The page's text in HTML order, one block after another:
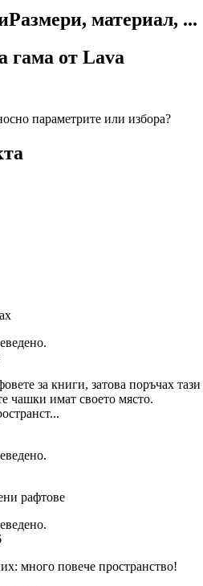
Размери, материал, ...
гама от Lava
параметрите или избора?
за книги, затова поръчах тази
чашки имат своето място.
рафтове
много повече пространство!